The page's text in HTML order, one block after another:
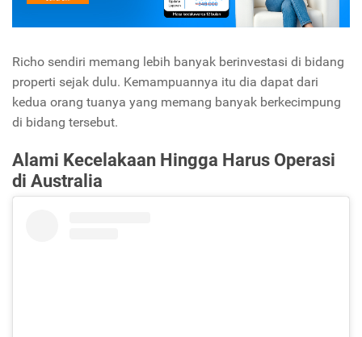
Richo sendiri memang lebih banyak berinvestasi di bidang
properti sejak dulu. Kemampuannya itu dia dapat dari
kedua orang tuanya yang memang banyak berkecimpung
di bidang tersebut.
Alami Kecelakaan Hingga Harus Operasi
di Australia